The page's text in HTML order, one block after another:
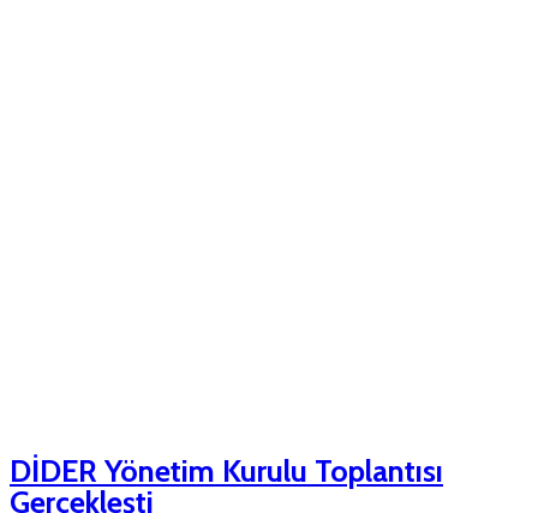
DİDER Yönetim Kurulu Toplantısı
Gerçekleşti